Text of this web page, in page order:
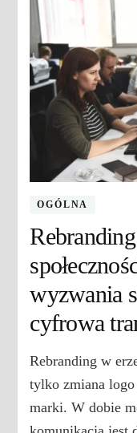
OGÓLNA
wyzwania
cyfrowa
Rebranding w
tylko zmiana
marki. W dobie